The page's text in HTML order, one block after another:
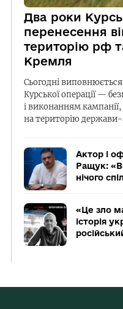
Два роки
перенесення
територію рф
Кремля
Сьогодні
Курської операції —
і виконанням кампанії,
на територію держави-
Актор і
Ращук:
нічого
«Це зло
історія